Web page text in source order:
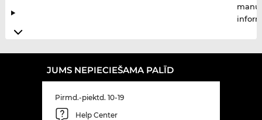
JUMS NEPIECIEŠAMA PALĪD
Pirmd.-piektd. 10-19
Help Center